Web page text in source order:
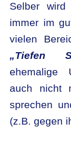
Selber
immer im
vielen
„Tiefen
ehemalige
auch nicht
sprechen
(z.B. gegen